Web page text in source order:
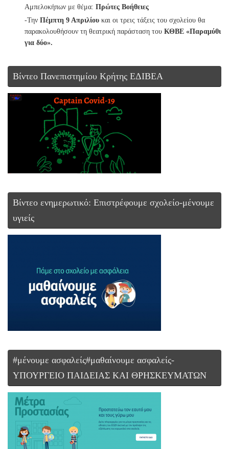
Αμπελοκήπων με θέμα: Πρώτες Βοήθειες
-Την Πέμπτη 9 Απριλίου και οι τρεις τάξεις του σχολείου θα
παρακολουθήσουν τη θεατρική παράσταση του ΚΘΒΕ «Παραμύθι
για δύο».
Βίντεο Πανεπιστημίου Κρήτης ΕΔΙΒΕΑ
Βίντεο ενημερωτικό: Επιστρέφουμε σχολείο-μένουμε
υγιείς
#μένουμε ασφαλείς#μαθαίνουμε ασφαλείς-
ΥΠΟΥΡΓΕΙΟ ΠΑΙΔΕΙΑΣ ΚΑΙ ΘΡΗΣΚΕΥΜΑΤΩΝ